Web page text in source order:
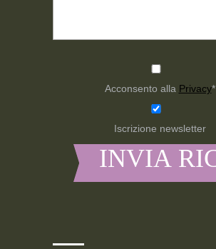
Acconsento alla Privacy*
Iscrizione newsletter